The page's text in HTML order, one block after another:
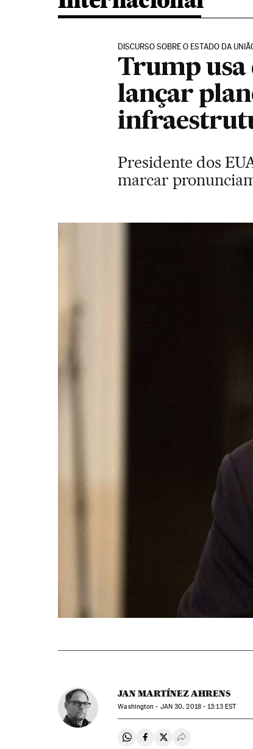
DISCURSO SOBRE O ESTADO DA
Trump usa
lançar
Presidente dos
marcar
JAN MARTÍNEZ AHRENS
Washington - JAN30, 2018 - 13:13EST
Compartir en Whatsapp
Compartir en Facebook
Compartir en Twitter
Desplegar Redes